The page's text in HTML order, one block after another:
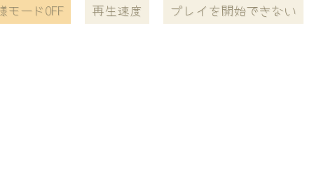
モードOFF 再生速度 プレイを開始できない